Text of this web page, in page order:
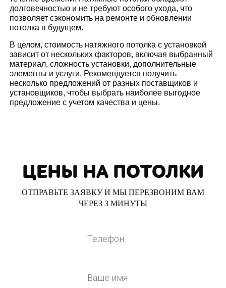
долговечностью и не требуют особого ухода, что
позволяет сэкономить на ремонте и обновлении
потолка в будущем.
В целом, стоимость натяжного потолка с установкой
зависит от нескольких факторов, включая выбранный
материал, сложность установки, дополнительные
элементы и услуги. Рекомендуется получить
несколько предложений от разных поставщиков и
установщиков, чтобы выбрать наиболее выгодное
предложение с учетом качества и цены.
ЦЕНЫ НА ПОТОЛКИ
ОТПРАВЬТЕ ЗАЯВКУ И МЫ ПЕРЕЗВОНИМ ВАМ
ЧЕРЕЗ 3 МИНУТЫ